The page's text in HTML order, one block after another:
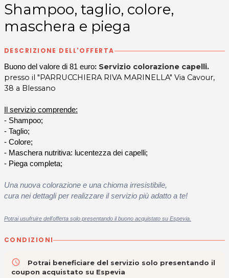
Shampoo, taglio, colore,
maschera e piega
DESCRIZIONE DELL'OFFERTA
Buono del valore di 81 euro: Servizio colorazione capelli.
presso il "PARRUCCHIERA RIVA MARINELLA" Via Cavour,
38 a Blessano
Il servizio comprende:
- Shampoo;
- Taglio;
- Colore;
- Maschera nutritiva: lucentezza dei capelli;
- Piega completa;
Una nuova colorazione e una chioma irresistibile,
cura nei dettagli per realizzare il servizio più adatto a te!
Potrai usufruire dell'offerta solo presentando il buono acquistato su Espevia.
CONDIZIONI
access_time
Potrai beneficiare del servizio solo presentando il
coupon acquistato su Espevia